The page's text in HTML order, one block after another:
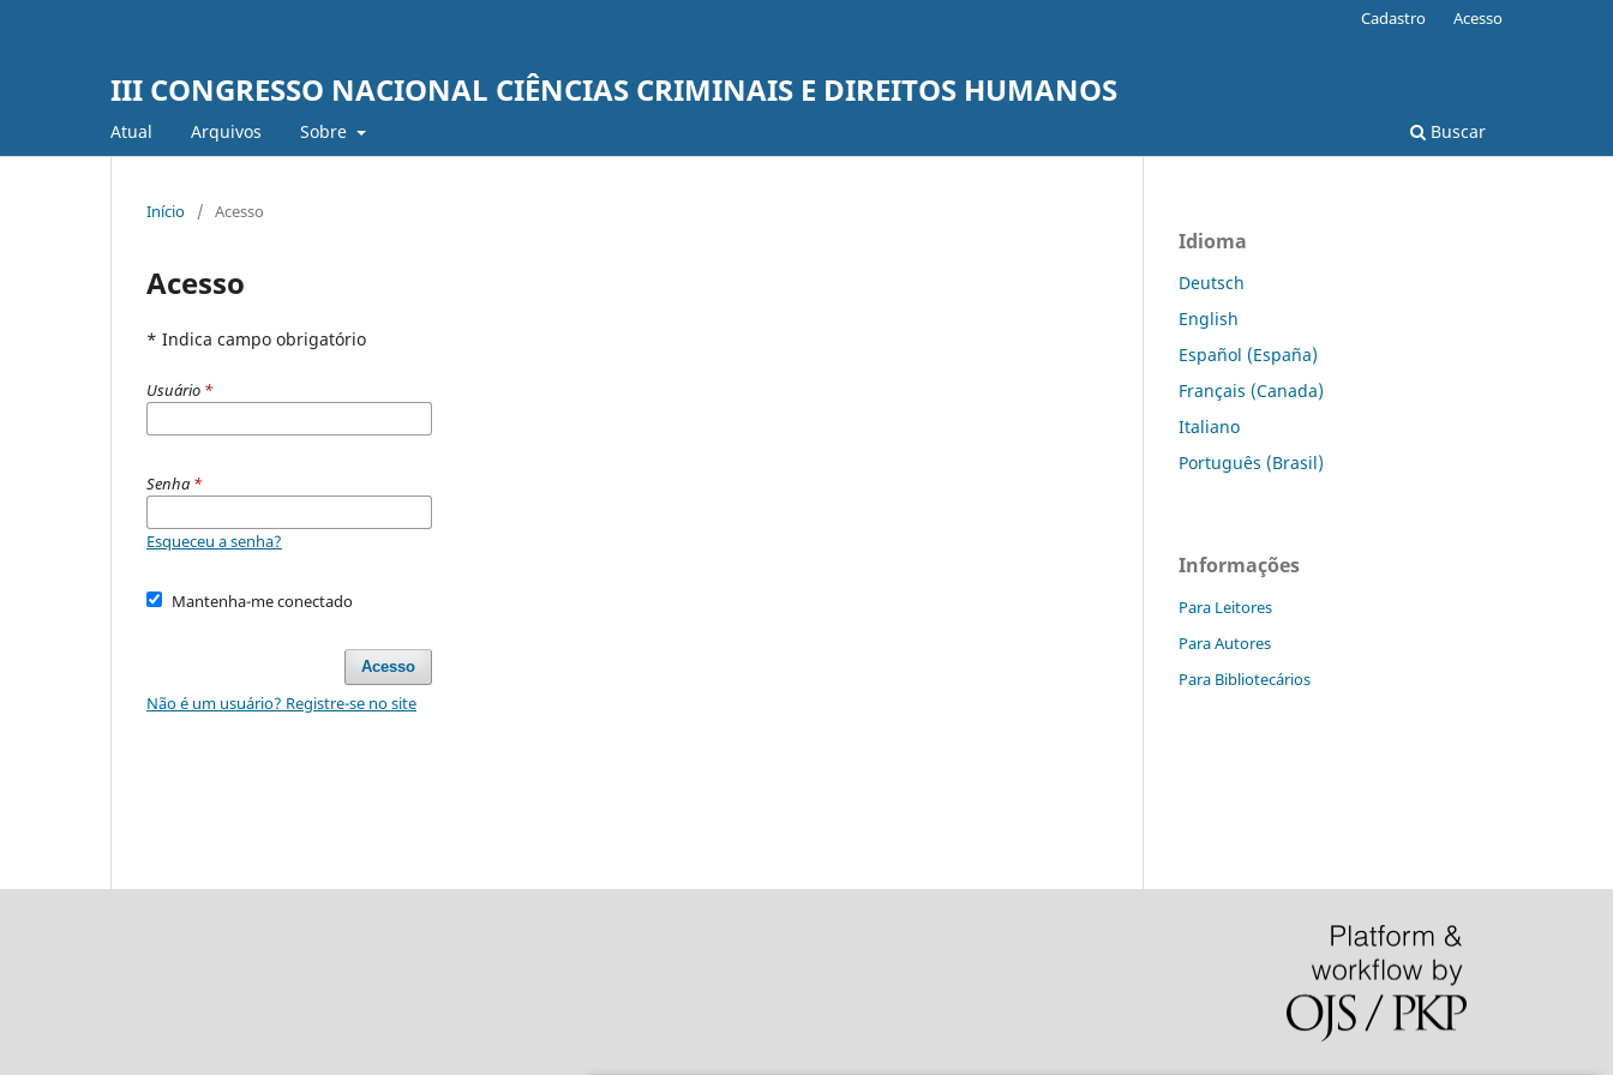
III CONGRESSO NACIONAL CIÊNCIAS CRIMINAIS E DIREITOS HUMANOS
Atual Arquivos Sobre Buscar
Cadastro Acesso
Início / Acesso
Acesso
* Indica campo obrigatório
Usuário *
Senha *
Esqueceu a senha?
Mantenha-me conectado
Acesso
Não é um usuário? Registre-se no site
Idioma
Deutsch
English
Español (España)
Français (Canada)
Italiano
Português (Brasil)
Informações
Para Leitores
Para Autores
Para Bibliotecários